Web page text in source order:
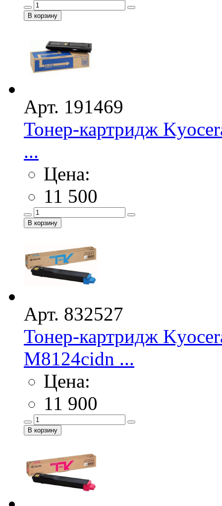
Арт. 191469
Тонер-картридж
...
Цена:
11 500
Арт. 832527
Тонер-картридж
M8124cidn ...
Цена:
11 900